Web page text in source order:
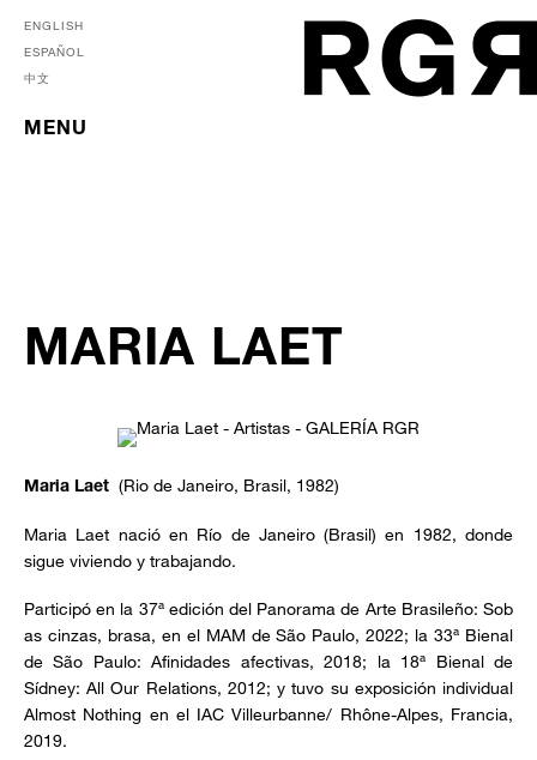
ENGLISH
ESPAÑOL
中文
MENU
MARIA LAET
Maria Laet (Rio de Janeiro, Brasil, 1982)
Maria Laet nació en Río de Janeiro (Brasil) en 1982, donde
sigue viviendo y trabajando.
Participó en la 37ª edición del Panorama de Arte Brasileño: Sob
as cinzas, brasa, en el MAM de São Paulo, 2022; la 33ª Bienal
de São Paulo: Afinidades afectivas, 2018; la 18ª Bienal de
Sídney: All Our Relations, 2012; y tuvo su exposición individual
Almost Nothing en el IAC Villeurbanne/ Rhône-Alpes, Francia,
2019.